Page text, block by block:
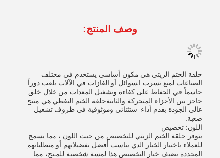
وصف المنتج:
حلقة الختم الزيتي هي مكون أساسي يستخدم في مختلف
الصناعات لمنع تسرب السوائل أو الغازات في الآلات.يلعب دوراً
حاسماً في الحفاظ على كفاءة وتشغيل المعدات من خلال خلق
حاجز بين الأجزاء المتحركة والثابتةحلقة الختم النفطي هي منتج
عالي الجودة يقدم أداء استثنائي وموثوقية في ظروف تشغيل
صعبة.
اللون: تخصيص
يتوفر حلقة الختم الزيتي للتخصيص من حيث اللون ، مما يسمح
للعملاء باختيار الخيار الذي يناسب أفضل تفضيلاتهم أو متطلباتهم
المحددة.يضيف خيار التخصيص هذا لمسة شخصية للمنتج، مما